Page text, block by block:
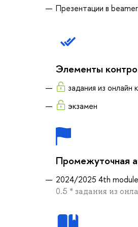
Презентации в
Элементы
задания из онлайн
экзамен
Промежуточная
2024/2025 4th module
0.5 * задания из